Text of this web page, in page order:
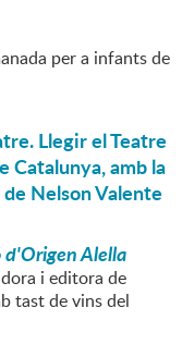
per a infants de
Llegir el Teatre
Catalunya, amb la
Nelson Valente
Alella
i editora de
tast de vins del